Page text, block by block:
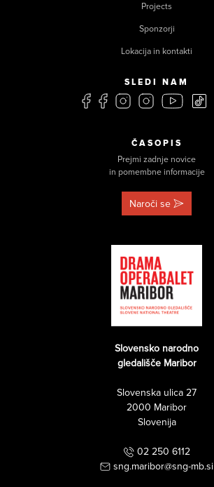
Projects
Sponzorji
Lokacija in kontakti
SLEDI NAM
ČASOPIS
Prejmi zadnje novice
in pomembne informacije
Naroči se
Slovensko narodno
gledališče Maribor
Slovenska ulica 27
2000 Maribor
Slovenija
02 250 6112
sng.maribor@sng-mb.si